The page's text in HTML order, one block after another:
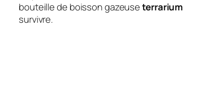
bouteille de boisson gazeuseterrarium
survivre.